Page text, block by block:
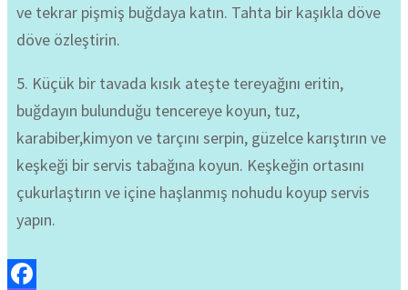
ve tekrar pişmiş buğdaya katın. Tahta bir kaşıkla döve
döve özleştirin.
5. Küçük bir tavada kısık ateşte tereyağını eritin,
buğdayın bulunduğu tencereye koyun, tuz,
karabiber,kimyon ve tarçını serpin, güzelce karıştırın ve
keşkeği bir servis tabağına koyun. Keşkeğin ortasını
çukurlaştırın ve içine haşlanmış nohudu koyup servis
yapın.